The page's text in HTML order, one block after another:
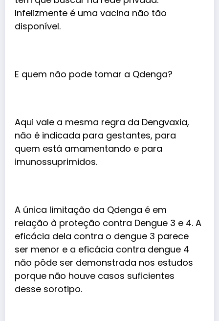
Infelizmente é uma vacina não tão
disponível.
E quem não pode tomar a Qdenga?
Aqui vale a mesma regra da Dengvaxia,
não é indicada para gestantes, para
quem está amamentando e para
imunossuprimidos.
A única limitação da Qdenga é em
relação à proteção contra Dengue 3 e 4. A
eficácia dela contra o dengue 3 parece
ser menor e a eficácia contra dengue 4
não pôde ser demonstrada nos estudos
porque não houve casos suficientes
desse sorotipo.